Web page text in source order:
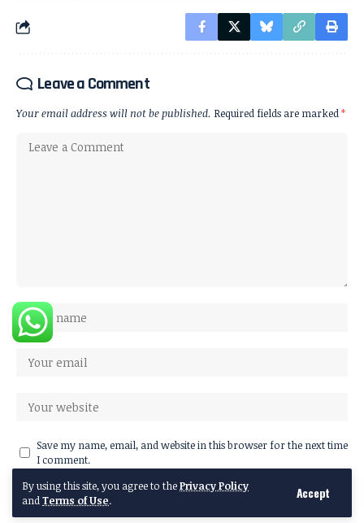
By using this site, you agree to thePrivacy Policy
andTerms of Use. Accept
Leave a Comment
Your email address will not be published. Required fields are marked*
Save my name, email, and website in this browser for the next time
I comment.